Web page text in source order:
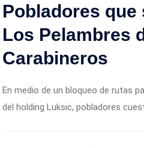
Pobladores
Los Pelambres
Carabineros
En medio de un bloqueo de rutas
del holding Luksic, pobladores